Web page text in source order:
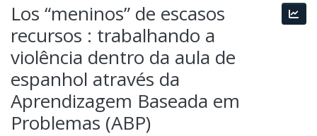
Canais
ESTATÍSTICAS
SOBRE
Los “meninos” de escasos
recursos : trabalhando a
violência dentro da aula de
espanhol através da
Aprendizagem Baseada em
Problemas (ABP)